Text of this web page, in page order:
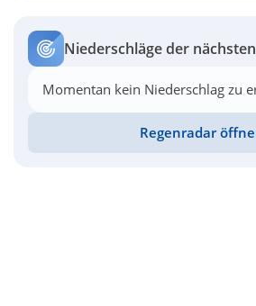
Niederschläge der
Momentan kein Niederschlag zu
Regenradar